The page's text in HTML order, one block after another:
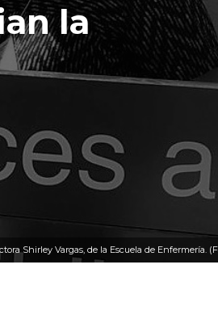
Shirley Vargas, de la Escuela de Enfermería.
la